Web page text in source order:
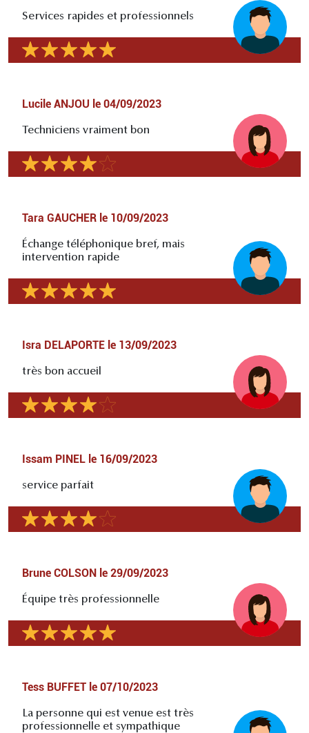
Services rapides et professionnels
Lucile ANJOU le 04/09/2023
Techniciens vraiment bon
Tara GAUCHER le 10/09/2023
Échange téléphonique bref, mais
intervention rapide
Isra DELAPORTE le 13/09/2023
très bon accueil
Issam PINEL le 16/09/2023
service parfait
Brune COLSON le 29/09/2023
Équipe très professionnelle
Tess BUFFET le 07/10/2023
La personne qui est venue est très
professionnelle et sympathique